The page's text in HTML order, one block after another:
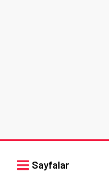
Sayfalar